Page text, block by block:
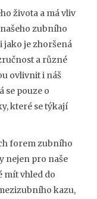
života a má vliv
zubního
jako je zhoršená
a různé
ovlivnit i náš
se pouze o
které se týkají
forem zubního
nejen pro naše
mít vhled do
kazu,